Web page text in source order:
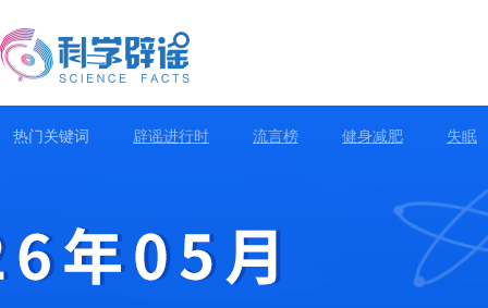
热门关键词 辟谣进行时 流言榜 健身减肥 失眠